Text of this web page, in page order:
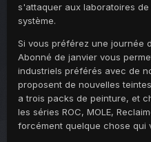
s'attaquer aux laboratoires
système.
Si vous préférez une journée
Abonné de janvier vous
industriels préférés avec de
proposent de nouvelles
a trois packs de peinture, et
les séries ROC, MOLE,
forcément quelque chose qui